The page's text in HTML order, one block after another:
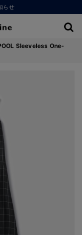
らせ
Sleeveless One-